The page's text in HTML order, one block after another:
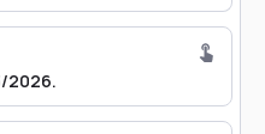
2026.